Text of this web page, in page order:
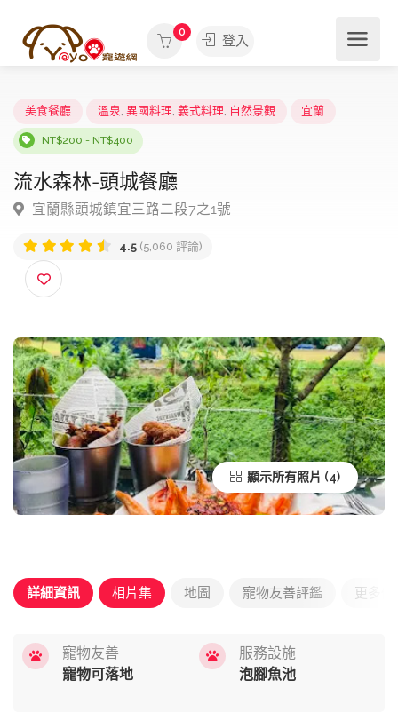
0
登入
美食餐廳 溫泉,異國料理,義式料理,自然景觀
NT$200 - NT$400
流水森林-頭城餐廳
顯示所有照片
詳細資訊 相片集 地圖 寵物友善評鑑 更多優
寵物友善
寵物可落地
服務設施
泡腳魚池